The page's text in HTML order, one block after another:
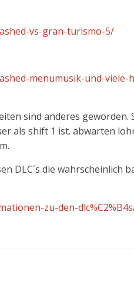
vs-gran-turismo-5/
menumusik-und-viele-
sind anderes geworden.
als shift 1 ist. abwarten
DLC´s die wahrscheinlich
zu-den-